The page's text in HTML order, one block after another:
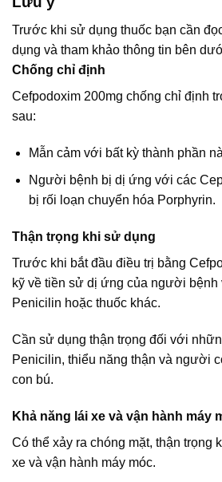
Trước khi sử dụng thuốc bạn cần
dụng và tham khảo thông tin bên
Chống chỉ định
Cefpodoxim 200mg chống chỉ định
sau:
Mẫn cảm với bất kỳ thành phần
Người bệnh bị dị ứng với các
bị rối loạn chuyển hóa Porphyrin.
Thận trọng khi sử dụng
Trước khi bắt đầu điều trị bằng
kỹ về tiền sử dị ứng của người
Penicilin hoặc thuốc khác.
Cần sử dụng thận trọng đối với
Penicilin, thiểu năng thận và người
con bú.
Khả năng lái xe và vận hành máy
Có thể xảy ra chóng mặt, thận trọng
xe và vận hành máy móc.